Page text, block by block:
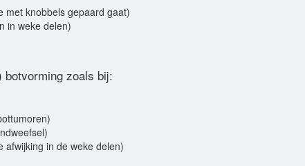
met knobbels gepaard gaat)
in weke delen)
botvorming zoals bij:
afwijking in de weke delen)